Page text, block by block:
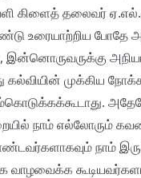
கிளைத் தலைவர்
உரையாற்றிய போதே
இன்னொருவருக்கு
முக்கிய
நாம் எல்லோரும்
நாம்
வாழவைக்க